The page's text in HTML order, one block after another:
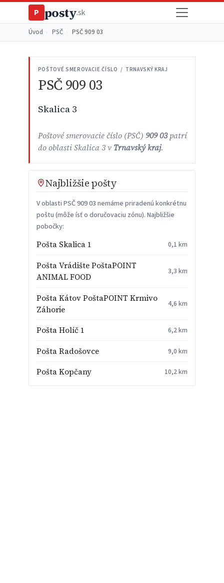
P posty.sk
Úvod PSČ PSČ 909 03
POŠTOVÉ SMEROVACIE ČÍSLO / TRNAVSKÝ KRAJ
PSČ 909 03
Skalica 3
Poštové smerovacie číslo (PSČ) 909 03patrí
do oblasti Skalica 3 v Trnavský kraj.
Najbližšie pošty
V oblasti PSČ 909 03 nemáme priradenú konkrétnu
poštu (môže ísť o doručovaciu zónu). Najbližšie
pobočky:
Pošta Skalica 1 0,1 km
Pošta Vrádište PoštaPOINT
ANIMAL FOOD
3,3 km
Pošta Kátov PoštaPOINT Krmivo
Záhorie
4,6 km
Pošta Holíč 1 6,2 km
Pošta Radošovce 9,0 km
Pošta Kopčany 10,2 km